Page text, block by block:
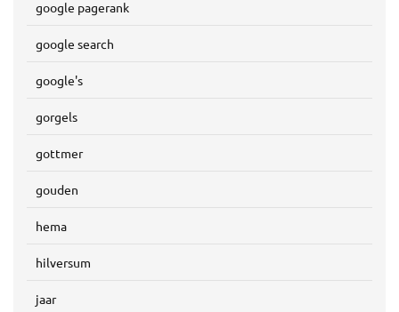
google pagerank
google search
google's
gorgels
gottmer
gouden
hema
hilversum
jaar